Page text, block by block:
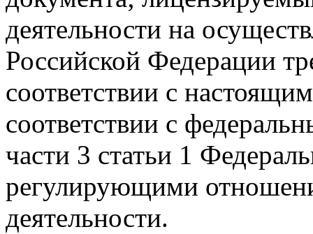
деятельности на
Российской Федерации
соответствии с
соответствии с
части 3 статьи 1
регулирующими
деятельности.